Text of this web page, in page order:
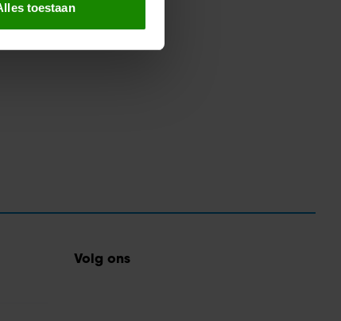
te bieden en om ons
toestaan
Volg ons